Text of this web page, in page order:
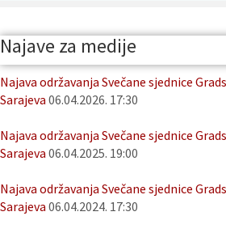
Najave za medije
Najava održavanja Svečane sjednice
Sarajeva 06.04.2026. 17:30
Najava održavanja Svečane sjednice
Sarajeva 06.04.2025. 19:00
Najava održavanja Svečane sjednice
Sarajeva 06.04.2024. 17:30